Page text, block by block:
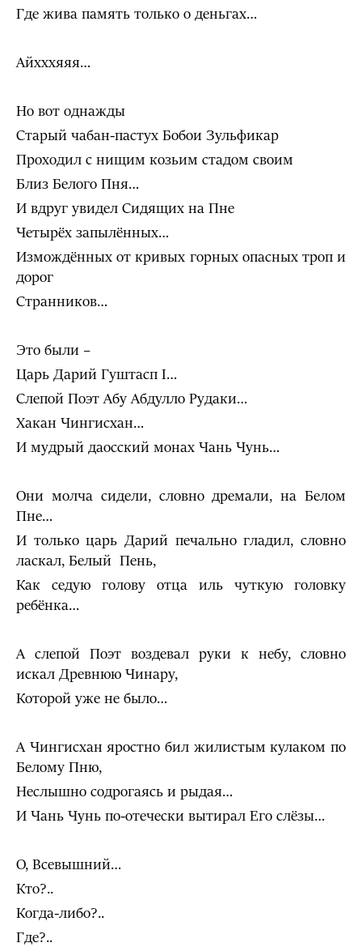
Где жива память только о деньгах…
Айхххяяя…
Но вот однажды
Старый чабан-пастух Бобои Зульфикар
Проходил с нищим козьим стадом своим
Близ Белого Пня…
И вдруг увидел Сидящих на Пне
Четырёх запылённых…
Измождённых от кривых горных опасных троп и
дорог
Странников…
Это были –
Царь Дарий Гуштасп I…
Слепой Поэт Абу Абдулло Рудаки…
Хакан Чингисхан…
И мудрый даосский монах Чань Чунь…
Они молча сидели, словно дремали, на Белом
Пне…
И только царь Дарий печально гладил, словно
ласкал, Белый Пень,
Как седую голову отца иль чуткую головку
ребёнка…
А слепой Поэт воздевал руки к небу, словно
искал Древнюю Чинару,
Которой уже не было…
А Чингисхан яростно бил жилистым кулаком по
Белому Пню,
Неслышно содрогаясь и рыдая…
И Чань Чунь по-отечески вытирал Его слёзы…
О, Всевышний…
Кто?..
Когда-либо?..
Где?..